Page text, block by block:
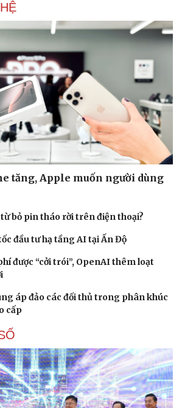
tăng, Apple muốn người dùng
bỏ pin tháo rời trên điện thoại?
đầu tư hạ tầng AI tại Ấn Độ
được “cởi trói”, OpenAI thêm loạt
áp đảo các đối thủ trong phân khúc
cấp